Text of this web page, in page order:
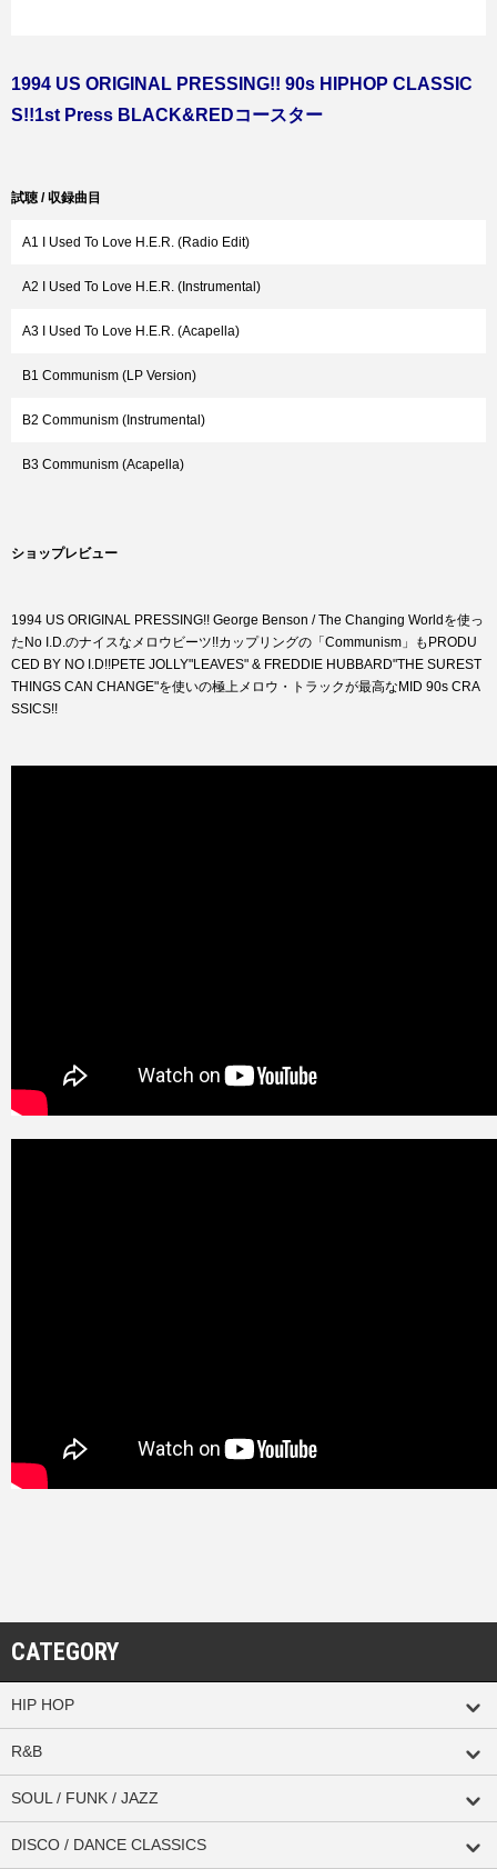
1994 US ORIGINAL PRESSING!! 90s HIPHOP CLASSIC
S!!1st Press BLACK&REDコースター
試聴 / 収録曲目
A1 I Used To Love H.E.R. (Radio Edit)
A2 I Used To Love H.E.R. (Instrumental)
A3 I Used To Love H.E.R. (Acapella)
B1 Communism (LP Version)
B2 Communism (Instrumental)
B3 Communism (Acapella)
ショップレビュー
1994 US ORIGINAL PRESSING!! George Benson / The Changing Worldを使っ
たNo I.D.のナイスなメロウビーツ!!カップリングの「Communism」もPRODU
CED BY NO I.D!!PETE JOLLY"LEAVES" & FREDDIE HUBBARD"THE SUREST
THINGS CAN CHANGE"を使いの極上メロウ・トラックが最高なMID 90s CRA
SSICS!!
CATEGORY
HIP HOP
R&B
SOUL / FUNK / JAZZ
DISCO / DANCE CLASSICS